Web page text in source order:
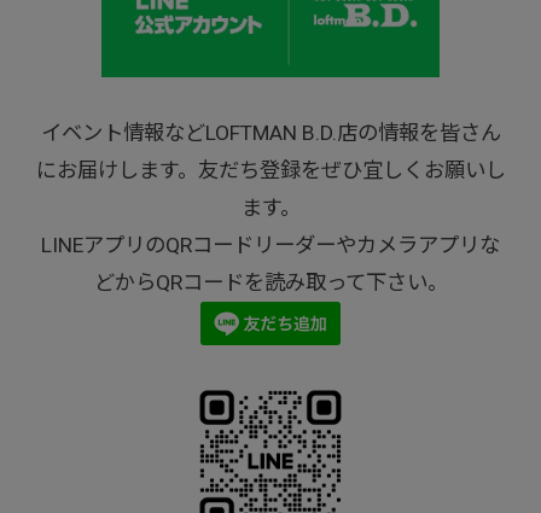
イベント情報などLOFTMAN B.D.店の情報を皆さん
にお届けします。友だち登録をぜひ宜しくお願いし
ます。
LINEアプリのQRコードリーダーやカメラアプリな
どからQRコードを読み取って下さい。